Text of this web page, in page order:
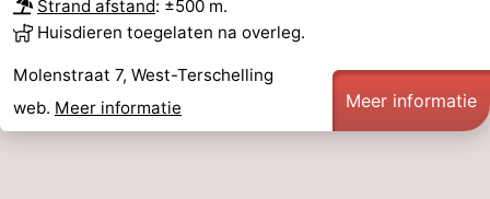
Strand afstand: ±500 m.
Huisdieren toegelaten na overleg.
Molenstraat 7, West-Terschelling
web. Meer informatie Meer informatie